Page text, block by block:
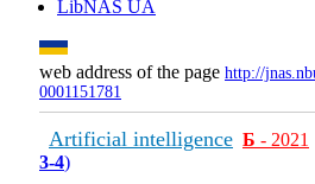
LibNAS UA
web address of the page http://
0001151781
Artificial intelligence Б - 2021
3-4)